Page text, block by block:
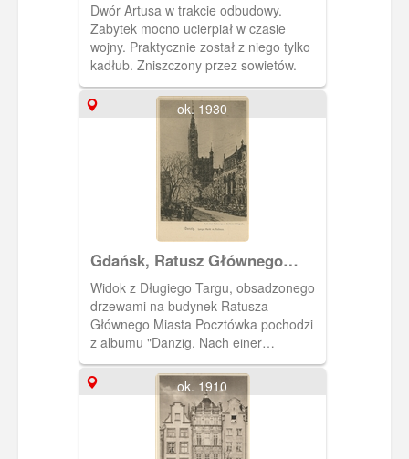
Dwór Artusa w trakcie odbudowy.
Zabytek mocno ucierpiał w czasie
wojny. Praktycznie został z niego tylko
kadłub. Zniszczony przez sowietów.
ok. 1930
Gdańsk, Ratusz Głównego
Miasta
Widok z Długiego Targu, obsadzonego
drzewami na budynek Ratusza
Głównego Miasta Pocztówka pochodzi
z albumu "Danzig. Nach einer
Radierung vn Berthold Hellingrath"
zawierającego 10 pocztówek, będących
przedrukiem akwafort znanego malarza
(związanego z Gdańskiem) Bertholda
Hellingratha.
ok. 1910